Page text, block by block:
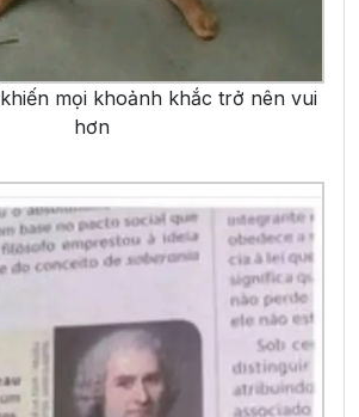
mọi khoảnh khắc trở nên vui
hơn